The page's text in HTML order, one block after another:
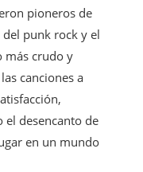
pioneros de
punk rock y el
más crudo y
canciones a
desencanto de
en un mundo